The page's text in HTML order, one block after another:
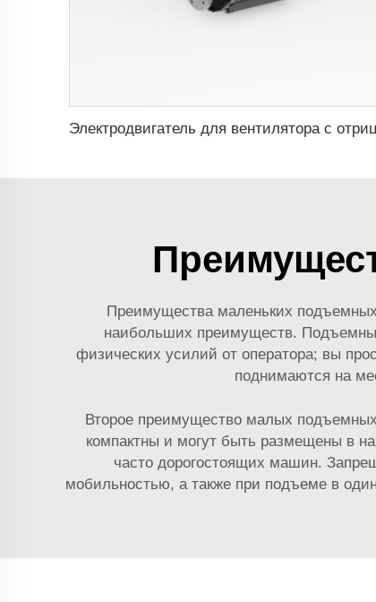
Преимущества маленьких
наибольших преимуществ.
физических усилий от оператора; вы
поднимаются на
Второе преимущество малых
компактны и могут быть размещены в
часто дорогостоящих машин.
мобильностью, а также при подъеме в